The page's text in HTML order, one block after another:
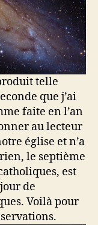
telle
que j’ai
faite en l’an
au lecteur
église et n’a
le septième
est
de
Voilà pour